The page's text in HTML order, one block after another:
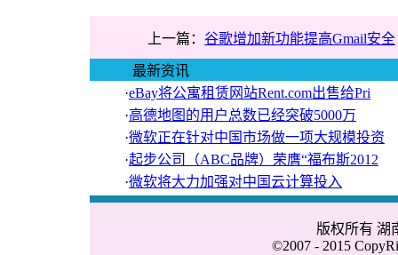
上一篇： 谷歌增加新功能提高Gmail安全
最新资讯
·eBay将公寓租赁网站Rent.com出售给Pri
·高德地图的用户总数已经突破5000万
·微软正在针对中国市场做一项大规模投资
·起步公司（ABC品牌）荣膺“福布斯2012
·微软将大力加强对中国云计算投入
版权所有
©2007 - 2015